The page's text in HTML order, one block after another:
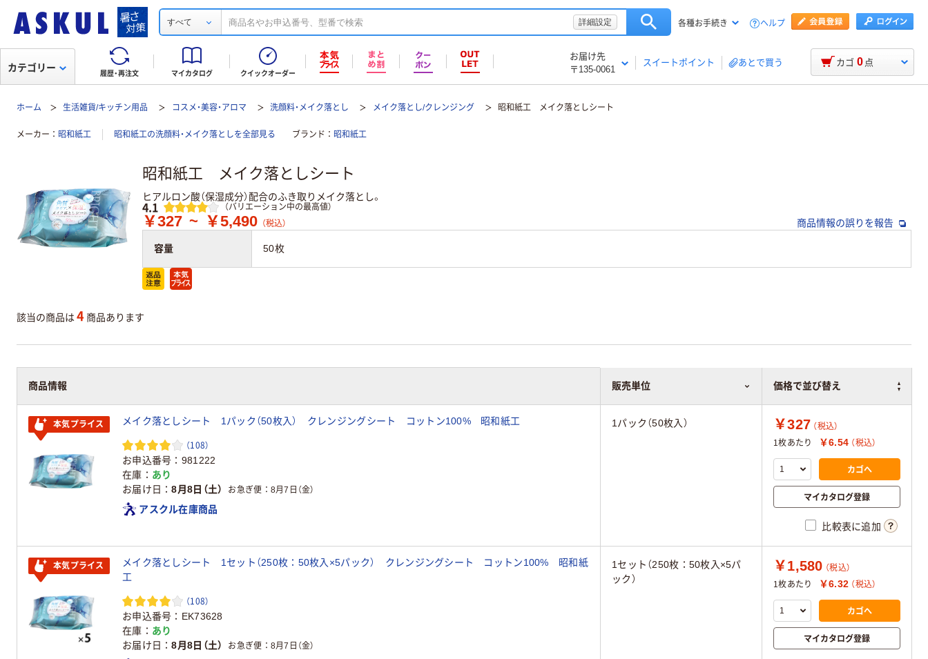
すべて 詳細設定 各種お手続き ヘルプ
履歴・再注文 マイカタログ クイックオーダー
お届け先
〒135-0061
スイートポイント あとで買う
カテゴリー カゴ 0 点
ホーム 生活雑貨/キッチン用品 コスメ・美容・アロマ 洗顔料・メイク落とし メイク落とし/クレンジング 昭和紙工 メイク落としシート
メーカー 昭和紙工 昭和紙工の洗顔料・メイク落としを全部見る ブランド 昭和紙工
昭和紙工 メイク落としシート
ヒアルロン酸（保湿成分）配合のふき取りメイク落とし。
レビュー
4.1 （バリエーション中の最高値）
￥327 ~ ￥5,490 （税込） 商品情報の誤りを報告
容量 50枚
該当の商品は 4 商品あります
商品情報 販売単位 価格で並び替え
本気プライス メイク落としシート 1パック（50枚入） クレンジングシート コットン100% 昭和紙工
（108）
お申込番号
981222
在庫
あり
お届け日
8月8日（土） お急ぎ便 8月7日（金）
アスクル在庫商品
1パック（50枚入） ￥327 （税込）
1枚あたり
￥6.54 （税込）
カゴへ
マイカタログ登録
比較表に追加
本気プライス
メイク落としシート 1セット（250枚：50枚入×5パック） クレンジングシート コットン100% 昭和紙
工
（108）
お申込番号
EK73628
在庫
あり
お届け日
8月8日（土） お急ぎ便 8月7日（金）
1セット（250枚：50枚入×5パ
ック）
￥1,580 （税込）
1枚あたり
￥6.32 （税込）
カゴへ
マイカタログ登録